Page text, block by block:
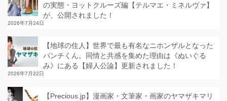
の実態・ヨットクルーズ編【テルマエ・ミネルヴァ】
が、公開されました！
2026年7月24日
【地球の住人】世界で最も有名なニホンザルとなった
パンチくん。同情と共感を集めた理由は《ぬいぐる
み》にある【婦人公論】更新されました！
2026年7月22日
【Precious.jp】漫画家・文筆家・画家のヤマザキマリ